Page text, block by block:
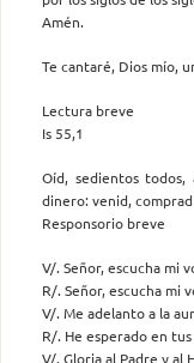
Amén.
Te cantaré, Dios mío,
Lectura breve
Is 55,1
Oíd, sedientos
dinero: venid,
Responsorio breve
V/. Señor, escucha mi
R/. Señor, escucha mi
V/. Me adelanto a la
R/. He esperado en
V/. Gloria al Padre y al